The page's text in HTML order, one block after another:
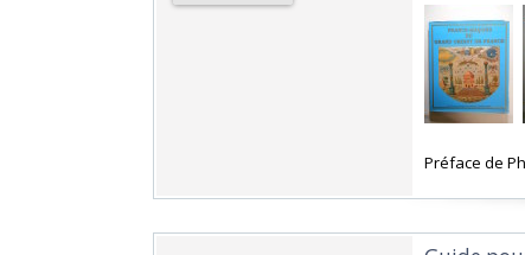
‎Préface de